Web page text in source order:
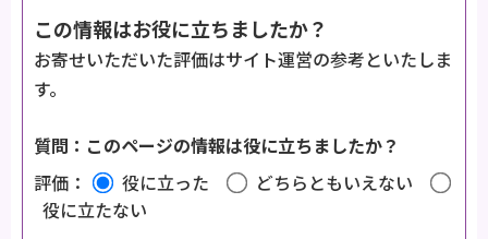
この情報はお役に立ちましたか？
お寄せいただいた評価はサイト運営の参考といたしま
す。
質問：このページの情報は役に立ちましたか？
評価：
役に立った
どちらともいえない
役に立たない